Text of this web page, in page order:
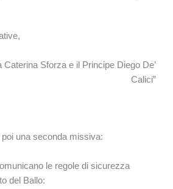
Caterina Sforza e il Principe Diego De’
Calici”
una seconda missiva:
le regole di sicurezza
del Ballo: